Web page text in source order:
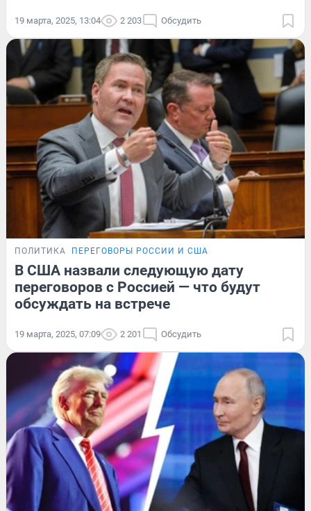
19 марта, 2025, 13:04 2 203 Обсудить
ПОЛИТИКА ПЕРЕГОВОРЫ РОССИИ И США
В США назвали следующую дату
переговоров с Россией — что будут
обсуждать на встрече
19 марта, 2025, 07:09 2 201 Обсудить